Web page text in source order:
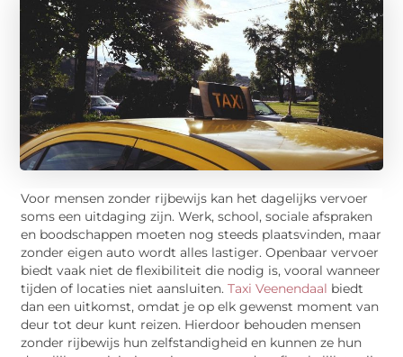
Voor mensen zonder rijbewijs kan het dagelijks vervoer
soms een uitdaging zijn. Werk, school, sociale afspraken
en boodschappen moeten nog steeds plaatsvinden, maar
zonder eigen auto wordt alles lastiger. Openbaar vervoer
biedt vaak niet de flexibiliteit die nodig is, vooral wanneer
tijden of locaties niet aansluiten.Taxi Veenendaal biedt
dan een uitkomst, omdat je op elk gewenst moment van
deur tot deur kunt reizen. Hierdoor behouden mensen
zonder rijbewijs hun zelfstandigheid en kunnen ze hun